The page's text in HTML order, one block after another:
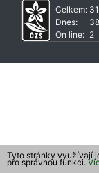
Celkem:
Dnes:
On line:
38
2
Tyto stránky využívají
pro správnou funkci.